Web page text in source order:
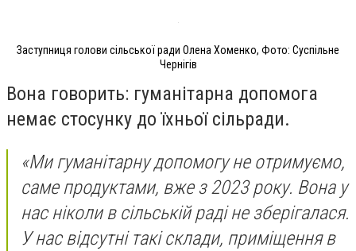
Заступниця голови сільської ради Олена Хоменко, Фото: Суспільне
Чернігів
Вона говорить: гуманітарна допомога
немає стосунку до їхньої сільради.
«Ми гуманітарну допомогу не отримуємо,
саме продуктами, вже з 2023 року. Вона у
нас ніколи в сільській раді не зберігалася.
У нас відсутні такі склади, приміщення в